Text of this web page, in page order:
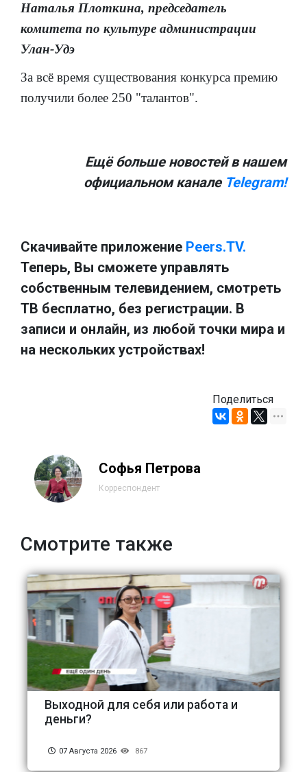
Наталья Плоткина, председатель
комитета по культуре администрации
Улан-Удэ
За всё время существования конкурса премию
получили более 250 "талантов".
Ещё больше новостей в нашем
официальном канале Telegram!
Скачивайте приложение Peers.TV.
Теперь, Вы сможете управлять
собственным телевидением, смотреть
ТВ бесплатно, без регистрации. В
записи и онлайн, из любой точки мира и
на нескольких устройствах!
Поделиться
Софья Петрова
Корреспондент
Смотрите также
Выходной для себя или работа и
деньги?
07 Августа 2026 867